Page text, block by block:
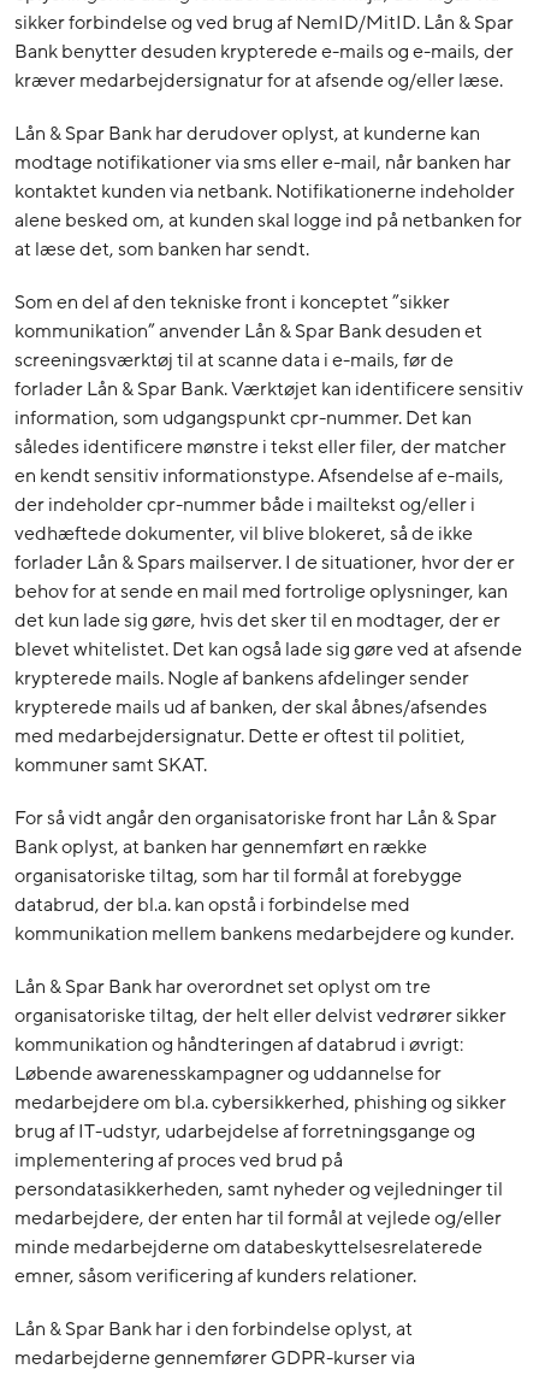
sikker forbindelse og ved brug af NemID/MitID. Lån & Spar
Bank benytter desuden krypterede e-mails og e-mails, der
kræver medarbejdersignatur for at afsende og/eller læse.
Lån & Spar Bank har derudover oplyst, at kunderne kan
modtage notifikationer via sms eller e-mail, når banken har
kontaktet kunden via netbank. Notifikationerne indeholder
alene besked om, at kunden skal logge ind på netbanken for
at læse det, som banken har sendt.
Som en del af den tekniske front i konceptet ”sikker
kommunikation” anvender Lån & Spar Bank desuden et
screeningsværktøj til at scanne data i e-mails, før de
forlader Lån & Spar Bank. Værktøjet kan identificere sensitiv
information, som udgangspunkt cpr-nummer. Det kan
således identificere mønstre i tekst eller filer, der matcher
en kendt sensitiv informationstype. Afsendelse af e-mails,
der indeholder cpr-nummer både i mailtekst og/eller i
vedhæftede dokumenter, vil blive blokeret, så de ikke
forlader Lån & Spars mailserver. I de situationer, hvor der er
behov for at sende en mail med fortrolige oplysninger, kan
det kun lade sig gøre, hvis det sker til en modtager, der er
blevet whitelistet. Det kan også lade sig gøre ved at afsende
krypterede mails. Nogle af bankens afdelinger sender
krypterede mails ud af banken, der skal åbnes/afsendes
med medarbejdersignatur. Dette er oftest til politiet,
kommuner samt SKAT.
For så vidt angår den organisatoriske front har Lån & Spar
Bank oplyst, at banken har gennemført en række
organisatoriske tiltag, som har til formål at forebygge
databrud, der bl.a. kan opstå i forbindelse med
kommunikation mellem bankens medarbejdere og kunder.
Lån & Spar Bank har overordnet set oplyst om tre
organisatoriske tiltag, der helt eller delvist vedrører sikker
kommunikation og håndteringen af databrud i øvrigt:
Løbende awarenesskampagner og uddannelse for
medarbejdere om bl.a. cybersikkerhed, phishing og sikker
brug af IT-udstyr, udarbejdelse af forretningsgange og
implementering af proces ved brud på
persondatasikkerheden, samt nyheder og vejledninger til
medarbejdere, der enten har til formål at vejlede og/eller
minde medarbejderne om databeskyttelsesrelaterede
emner, såsom verificering af kunders relationer.
Lån & Spar Bank har i den forbindelse oplyst, at
medarbejderne gennemfører GDPR-kurser via